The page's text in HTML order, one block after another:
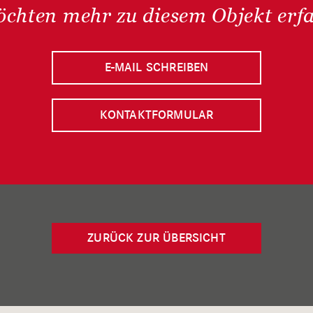
mehr zu diesem Objekt
E-MAIL SCHREIBEN
KONTAKTFORMULAR
ZURÜCK ZUR ÜBERSICHT